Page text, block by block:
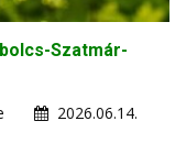
Szatmár-
2026.06.14.